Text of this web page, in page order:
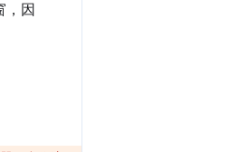
，因